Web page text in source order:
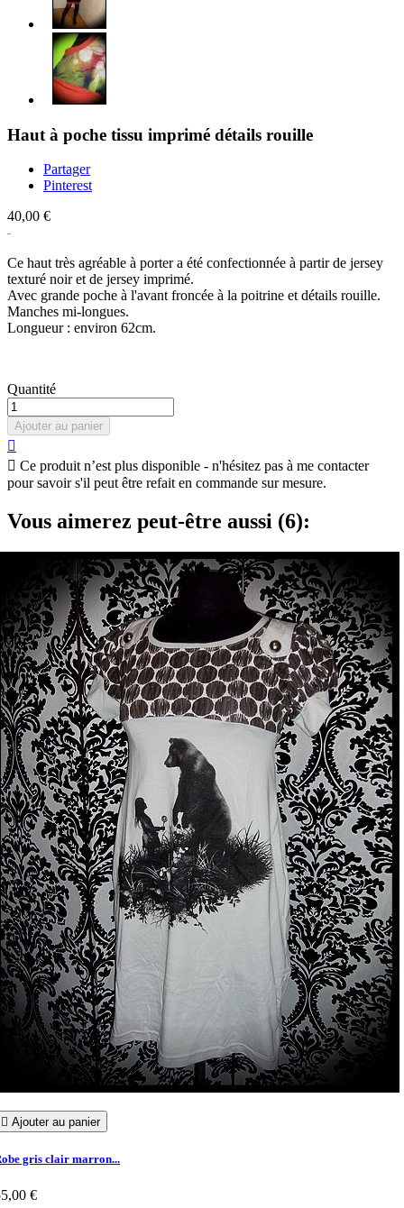
Haut à poche tissu imprimé détails rouille
Partager
Pinterest
40,00 €
Ce haut très agréable à porter a été confectionnée à partir de jersey
texturé noir et de jersey imprimé.
Avec grande poche à l'avant froncée à la poitrine et détails rouille.
Manches mi-longues.
Longueur : environ 62cm.
Quantité
Ajouter au panier

 Ce produit n’est plus disponible - n'hésitez pas à me contacter
pour savoir s'il peut être refait en commande sur mesure.
Vous aimerez peut-être aussi (6):
 Ajouter au panier
gris clair marron...
€